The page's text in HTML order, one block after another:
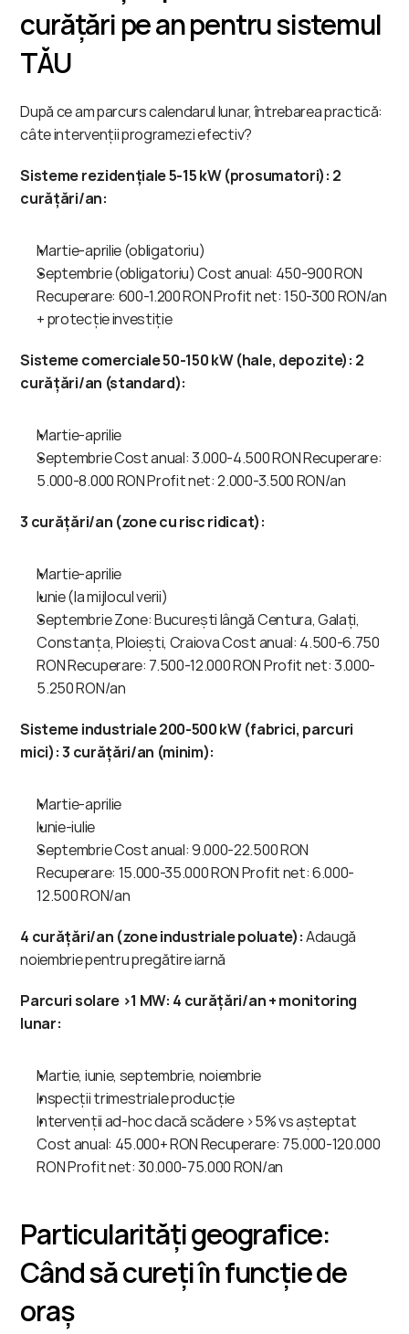
curățări pe an pentru sistemul
TĂU
După ce am parcurs calendarul lunar, întrebarea practică:
câte intervenții programezi efectiv?
Sisteme rezidențiale 5-15 kW (prosumatori): 2
curățări/an:
Martie-aprilie (obligatoriu)
Septembrie (obligatoriu) Cost anual: 450-900 RON
Recuperare: 600-1.200 RON Profit net: 150-300 RON/an
+ protecție investiție
Sisteme comerciale 50-150 kW (hale, depozite): 2
curățări/an (standard):
Martie-aprilie
Septembrie Cost anual: 3.000-4.500 RON Recuperare:
5.000-8.000 RON Profit net: 2.000-3.500 RON/an
3 curățări/an (zone cu risc ridicat):
Martie-aprilie
Iunie (la mijlocul verii)
Septembrie Zone: București lângă Centura, Galați,
Constanța, Ploiești, Craiova Cost anual: 4.500-6.750
RON Recuperare: 7.500-12.000 RON Profit net: 3.000-
5.250 RON/an
Sisteme industriale 200-500 kW (fabrici, parcuri
mici):3 curățări/an (minim):
Martie-aprilie
Iunie-iulie
Septembrie Cost anual: 9.000-22.500 RON
Recuperare: 15.000-35.000 RON Profit net: 6.000-
12.500 RON/an
4 curățări/an (zone industriale poluate): Adaugă
noiembrie pentru pregătire iarnă
Parcuri solare >1 MW: 4 curățări/an + monitoring
lunar:
Martie, iunie, septembrie, noiembrie
Inspecții trimestriale producție
Intervenții ad-hoc dacă scădere >5% vs așteptat
Cost anual: 45.000+ RON Recuperare: 75.000-120.000
RON Profit net: 30.000-75.000 RON/an
Particularități geografice:
Când să cureți în funcție de
oraș